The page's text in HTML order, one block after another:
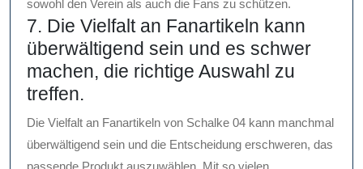
sowohl den Verein als auch die Fans zu schützen.
7. Die Vielfalt an Fanartikeln kann
überwältigend sein und es schwer
machen, die richtige Auswahl zu
treffen.
Die Vielfalt an Fanartikeln von Schalke 04 kann manchmal
überwältigend sein und die Entscheidung erschweren, das